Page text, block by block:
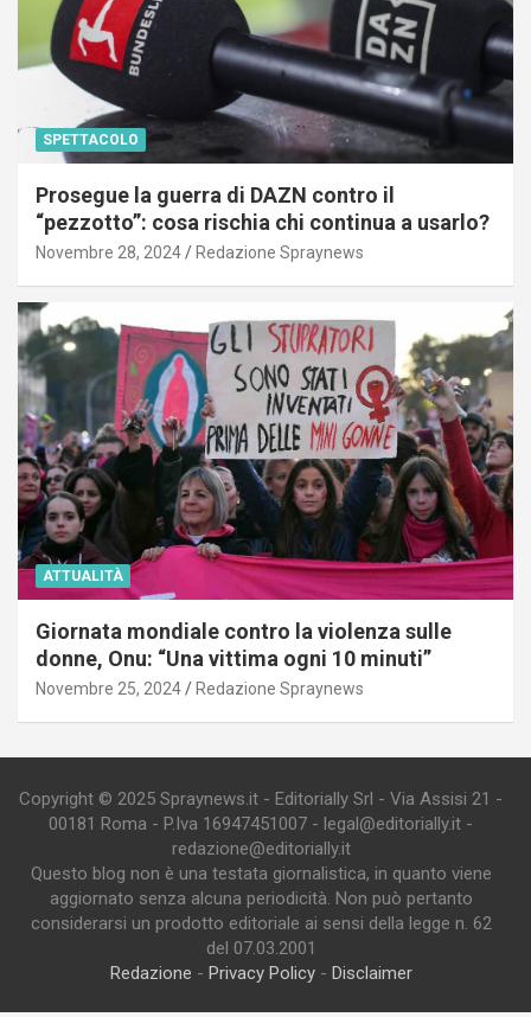
SPETTACOLO
Prosegue la guerra di DAZN contro il
“pezzotto”: cosa rischia chi continua a usarlo?
Novembre 28, 2024 Redazione Spraynews
ATTUALITÀ
Giornata mondiale contro la violenza sulle
donne, Onu: “Una vittima ogni 10 minuti”
Novembre 25, 2024 Redazione Spraynews
Copyright © 2025 Spraynews.it - Editorially Srl - Via Assisi 21 -
00181 Roma - P.Iva 16947451007 - legal@editorially.it -
redazione@editorially.it
Questo blog non è una testata giornalistica, in quanto viene
aggiornato senza alcuna periodicità. Non può pertanto
considerarsi un prodotto editoriale ai sensi della legge n. 62
del 07.03.2001
Redazione - Privacy Policy- Disclaimer